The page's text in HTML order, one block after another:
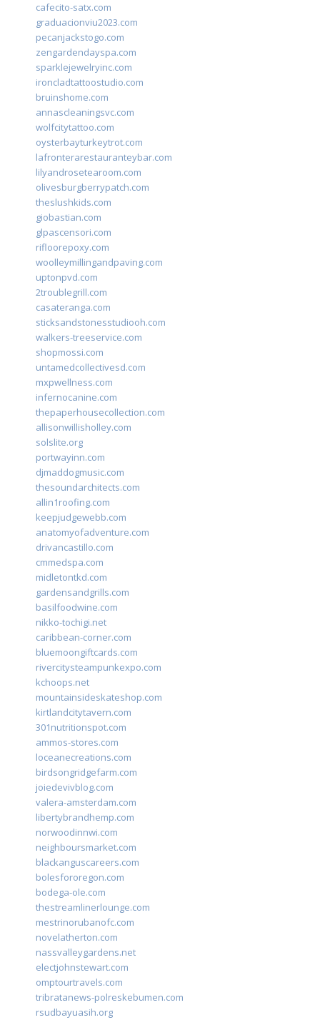
cafecito-satx.com
graduacionviu2023.com
pecanjackstogo.com
zengardendayspa.com
sparklejewelryinc.com
ironcladtattoostudio.com
bruinshome.com
annascleaningsvc.com
wolfcitytattoo.com
oysterbayturkeytrot.com
lafronterarestauranteybar.com
lilyandrosetearoom.com
olivesburgberrypatch.com
theslushkids.com
giobastian.com
glpascensori.com
rifloorepoxy.com
woolleymillingandpaving.com
uptonpvd.com
2troublegrill.com
casateranga.com
sticksandstonesstudiooh.com
walkers-treeservice.com
shopmossi.com
untamedcollectivesd.com
mxpwellness.com
infernocanine.com
thepaperhousecollection.com
allisonwillisholley.com
solslite.org
portwayinn.com
djmaddogmusic.com
thesoundarchitects.com
allin1roofing.com
keepjudgewebb.com
anatomyofadventure.com
drivancastillo.com
cmmedspa.com
midletontkd.com
gardensandgrills.com
basilfoodwine.com
nikko-tochigi.net
caribbean-corner.com
bluemoongiftcards.com
rivercitysteampunkexpo.com
kchoops.net
mountainsideskateshop.com
kirtlandcitytavern.com
301nutritionspot.com
ammos-stores.com
loceanecreations.com
birdsongridgefarm.com
joiedevivblog.com
valera-amsterdam.com
libertybrandhemp.com
norwoodinnwi.com
neighboursmarket.com
blackanguscareers.com
bolesfororegon.com
bodega-ole.com
thestreamlinerlounge.com
mestrinorubanofc.com
novelatherton.com
nassvalleygardens.net
electjohnstewart.com
omptourtravels.com
tribratanews-polreskebumen.com
rsudbayuasih.org